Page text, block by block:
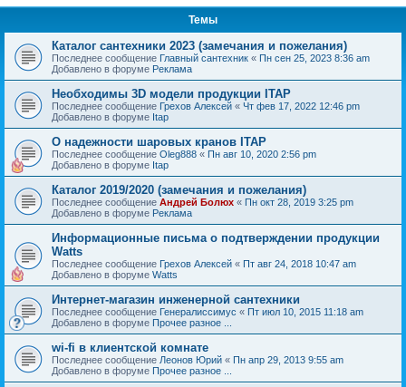
Темы
Каталог сантехники 2023 (замечания и пожелания)
Последнее сообщение Главный сантехник « Пн сен 25, 2023 8:36 am
Добавлено в форуме Реклама
Необходимы 3D модели продукции ITAP
Последнее сообщение Грехов Алексей « Чт фев 17, 2022 12:46 pm
Добавлено в форуме Itap
О надежности шаровых кранов ITAP
Последнее сообщение Oleg888 « Пн авг 10, 2020 2:56 pm
Добавлено в форуме Itap
Каталог 2019/2020 (замечания и пожелания)
Последнее сообщение Андрей Болюх « Пн окт 28, 2019 3:25 pm
Добавлено в форуме Реклама
Информационные письма о подтверждении продукции
Watts
Последнее сообщение Грехов Алексей « Пт авг 24, 2018 10:47 am
Добавлено в форуме Watts
Интернет-магазин инженерной сантехники
Последнее сообщение Генералиссимус « Пт июл 10, 2015 11:18 am
Добавлено в форуме Прочее разное ...
wi-fi в клиентской комнате
Последнее сообщение Леонов Юрий « Пн апр 29, 2013 9:55 am
Добавлено в форуме Прочее разное ...